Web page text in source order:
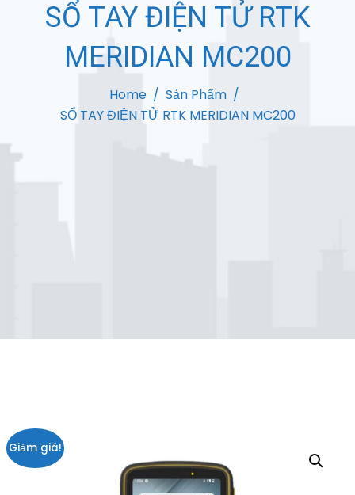
SỔ TAY ĐIỆN TỬ RTK
MERIDIAN MC200
Home
Sản Phẩm
SỔ TAY ĐIỆN TỬ RTK MERIDIAN MC200
Giảm giá!